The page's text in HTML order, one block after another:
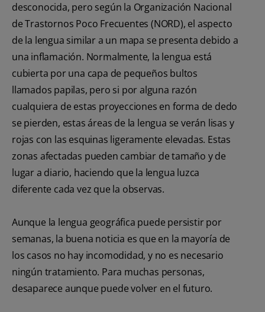
desconocida, pero según la Organización Nacional
de Trastornos Poco Frecuentes (NORD), el aspecto
de la lengua similar a un mapa se presenta debido a
una inflamación. Normalmente, la lengua está
cubierta por una capa de pequeños bultos
llamados papilas, pero si por alguna razón
cualquiera de estas proyecciones en forma de dedo
se pierden, estas áreas de la lengua se verán lisas y
rojas con las esquinas ligeramente elevadas. Estas
zonas afectadas pueden cambiar de tamaño y de
lugar a diario, haciendo que la lengua luzca
diferente cada vez que la observas.
Aunque la lengua geográfica puede persistir por
semanas, la buena noticia es que en la mayoría de
los casos no hay incomodidad, y no es necesario
ningún tratamiento. Para muchas personas,
desaparece aunque puede volver en el futuro.